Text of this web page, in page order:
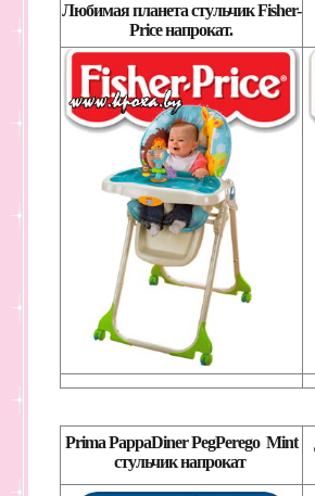
Любимая планета стульчик Fisher-
Price напрокат.
Prima PappaDiner PegPerego Mint
стульчик напрокат